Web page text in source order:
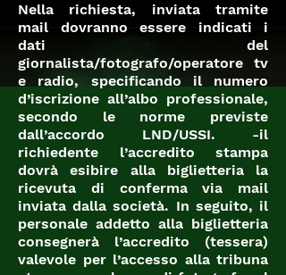
Nella richiesta, inviata tramite
mail dovranno essere indicati i
dati del
giornalista/fotografo/operatore tv
e radio, specificando il numero
d’iscrizione all’albo professionale,
secondo le norme previste
dall’accordo LND/USSI. -il
richiedente l’accredito stampa
dovrà esibire alla biglietteria la
ricevuta di conferma via mail
inviata dalla società. In seguito, il
personale addetto alla biglietteria
consegnerà l’accredito (tessera)
valevole per l’accesso alla tribuna